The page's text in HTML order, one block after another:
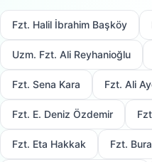
Fzt. Halil İbrahim Başköy
Uzm. Fzt. Ali Reyhanioğlu
Fzt. Sena Kara Fzt. Ali
Fzt. E. Deniz Özdemir
Fzt. Eta Hakkak Fzt.